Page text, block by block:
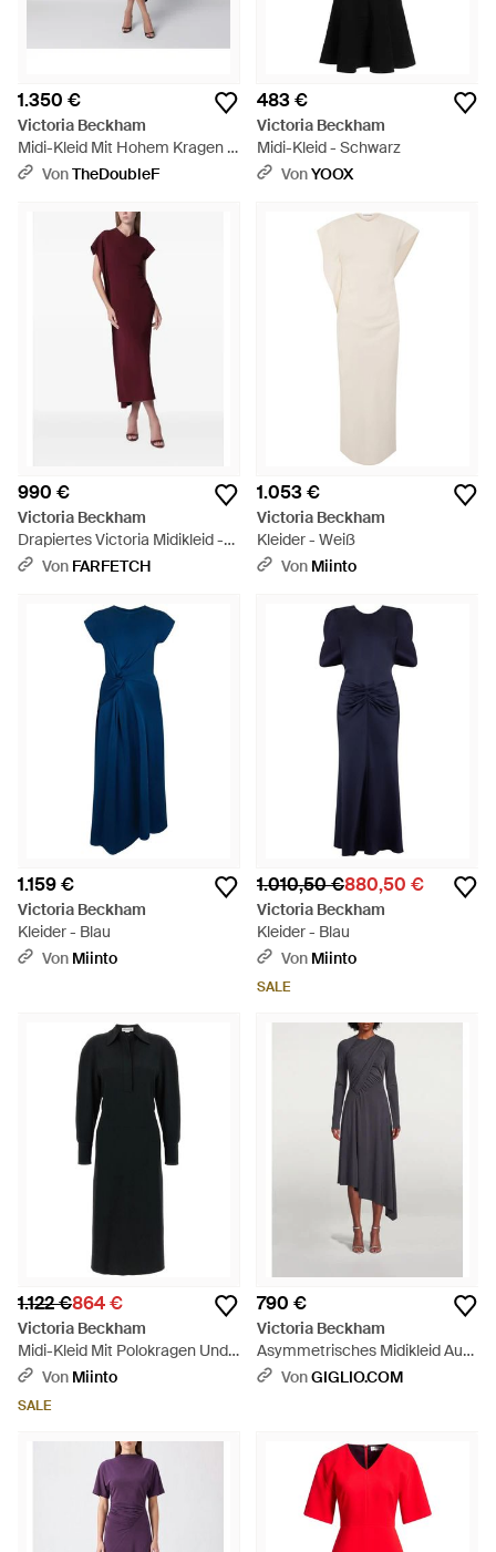
1.350 €
Victoria Beckham
Midi-Kleid Mit Hohem Kragen -
Schwarz
VonTheDoubleF
483 €
Victoria Beckham
Midi-Kleid - Schwarz
VonYOOX
990 €
Victoria Beckham
Drapiertes Victoria Midikleid -
Lila Von FARFETCH
1.053 €
Victoria Beckham
Kleider - Weiß
Von Miinto
1.159 €
Victoria Beckham
Kleider - Blau
Von Miinto
1.010,50 €880,50 €
Victoria Beckham
Kleider - Blau
Von Miinto
SALE
1.122 €864 €
Victoria Beckham
Midi-Kleid Mit Polokragen Und
Langen Ärmeln - Schwarz
Von Miinto
SALE
790 €
Victoria Beckham
Asymmetrisches Midikleid Aus
Drapiertem Jersey Mit Langen
VonGIGLIO.COM